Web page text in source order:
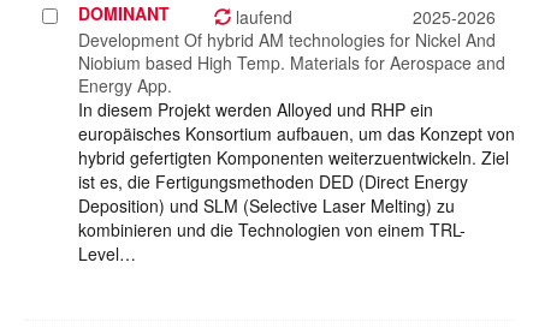
Projekt
auswählen
DOMINANT laufend
2025-2026
Development Of hybrid AM technologies for Nickel And
Niobium based High Temp. Materials for Aerospace and
Energy App.
In diesem Projekt werden Alloyed und RHP ein
europäisches Konsortium aufbauen, um das Konzept von
hybrid gefertigten Komponenten weiterzuentwickeln. Ziel
ist es, die Fertigungsmethoden DED (Direct Energy
Deposition) und SLM (Selective Laser Melting) zu
kombinieren und die Technologien von einem TRL-
Level…